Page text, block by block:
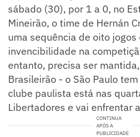
sábado (30), por 1 a 0, no
Mineirão, o time de Hernán
uma sequência de oito jogos
invencibilidade na
entanto, precisa ser
Brasileirão - o São Paulo
clube paulista está nas
Libertadores e vai enfrentar
CONTINUA
APÓS A
PUBLICIDADE